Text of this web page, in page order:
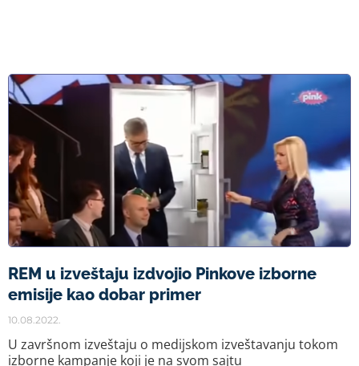
REM u izveštaju izdvojio Pinkove izborne
emisije kao dobar primer
10.08.2022.
U završnom izveštaju o medijskom izveštavanju tokom
izborne kampanje koji je na svom sajtu